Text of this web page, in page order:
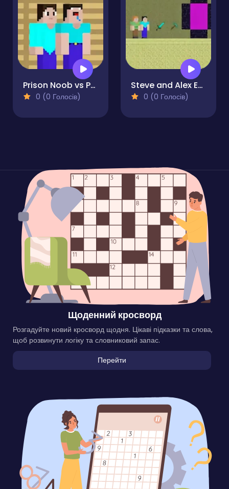
Prison Noob vs Pro
0 (0 Голосів)
Steve and Alex Ender World
0 (0 Голосів)
Щоденний кросворд
Розгадуйте новий кросворд щодня. Цікаві підказки та слова,
щоб розвинути логіку та словниковий запас.
Перейти